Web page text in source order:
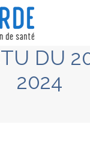
DU
2024